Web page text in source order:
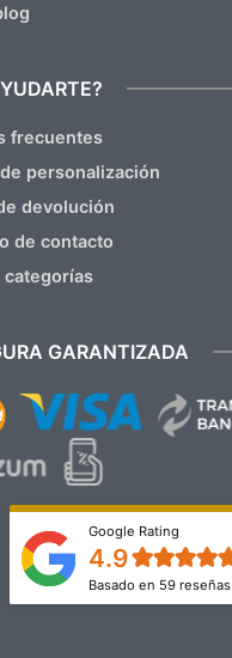
frecuentes
personalización
devolución
de contacto
categorías
GARANTIZADA
Google Rating
4.9
Basado en 59 reseñas